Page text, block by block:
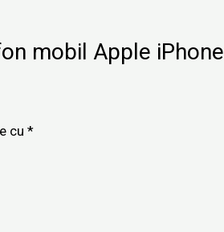
mobil Apple iPhone
cu *